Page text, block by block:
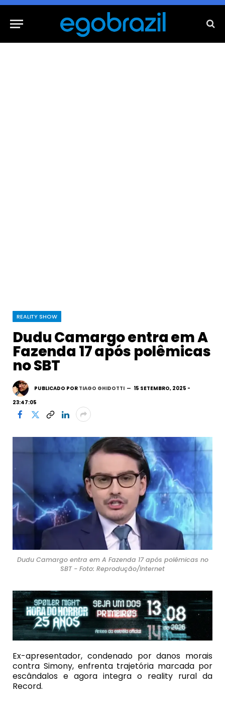
REALITY SHOW
Dudu Camargo entra em A
Fazenda 17 após polêmicas
no SBT
PUBLICADO POR TIAGO GHIDOTTI
15 SETEMBRO, 2025 -
23:47:05
Dudu Camargo entra em A Fazenda 17 após polêmicas no
SBT - Foto: Reprodução/Internet
Ex-apresentador, condenado por danos morais
contra Simony, enfrenta trajetória marcada por
escândalos e agora integra o reality rural da
Record.